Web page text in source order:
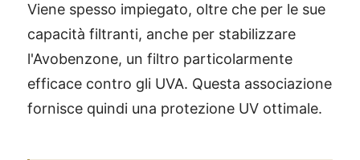
Viene spesso impiegato, oltre che per le sue
capacità filtranti, anche per stabilizzare
l'Avobenzone, un filtro particolarmente
efficace contro gli UVA. Questa associazione
fornisce quindi una protezione UV ottimale.